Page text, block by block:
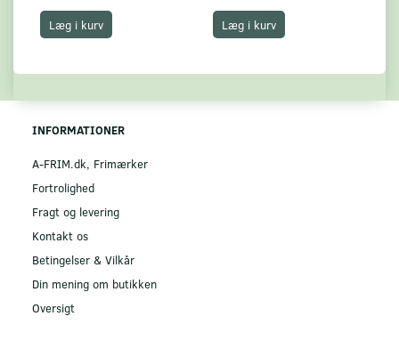
Læg i kurv Læg i kurv
INFORMATIONER
A-FRIM.dk, Frimærker
Fortrolighed
Fragt og levering
Kontakt os
Betingelser & Vilkår
Din mening om butikken
Oversigt